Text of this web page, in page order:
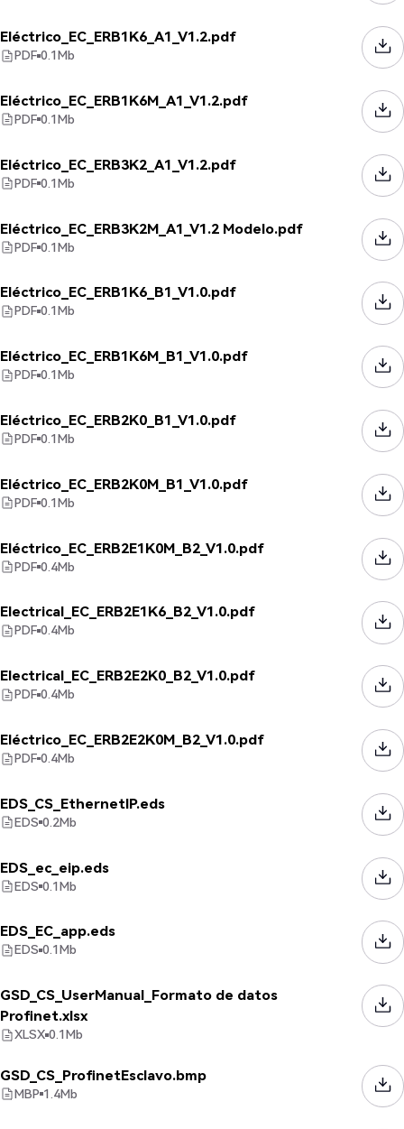
Eléctrico_EC_ERB1K6_A1_V1.2.pdf
PDF 0.1Mb
Eléctrico_EC_ERB1K6M_A1_V1.2.pdf
PDF 0.1Mb
Eléctrico_EC_ERB3K2_A1_V1.2.pdf
PDF 0.1Mb
Eléctrico_EC_ERB3K2M_A1_V1.2 Modelo.pdf
PDF 0.1Mb
Eléctrico_EC_ERB1K6_B1_V1.0.pdf
PDF 0.1Mb
Eléctrico_EC_ERB1K6M_B1_V1.0.pdf
PDF 0.1Mb
Eléctrico_EC_ERB2K0_B1_V1.0.pdf
PDF 0.1Mb
Eléctrico_EC_ERB2K0M_B1_V1.0.pdf
PDF 0.1Mb
Eléctrico_EC_ERB2E1K0M_B2_V1.0.pdf
PDF 0.4Mb
Electrical_EC_ERB2E1K6_B2_V1.0.pdf
PDF 0.4Mb
Electrical_EC_ERB2E2K0_B2_V1.0.pdf
PDF 0.4Mb
Eléctrico_EC_ERB2E2K0M_B2_V1.0.pdf
PDF 0.4Mb
EDS_CS_EthernetIP.eds
EDS 0.2Mb
EDS_ec_eip.eds
EDS 0.1Mb
EDS_EC_app.eds
EDS 0.1Mb
GSD_CS_UserManual_Formato de datos
Profinet.xlsx
XLSX 0.1Mb
GSD_CS_ProfinetEsclavo.bmp
MBP 1.4Mb